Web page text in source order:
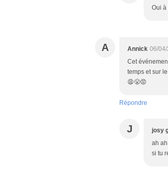
Oui à
A Annick 06/
Cet
temps et sur
😩😤😡
Répondre
J josy
ah
si tu